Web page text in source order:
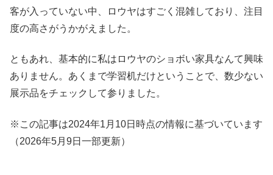
客が入っていない中、ロウヤはすごく混雑しており、注目
度の高さがうかがえました。
ともあれ、基本的に私はロウヤのショボい家具なんて興味
ありません。あくまで学習机だけということで、数少ない
展示品をチェックして参りました。
※この記事は2024年1月10日時点の情報に基づいています
（2026年5月9日一部更新）